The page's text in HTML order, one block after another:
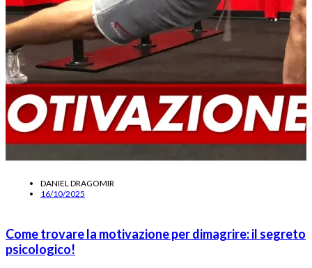
DANIEL DRAGOMIR
16/10/2025
Come trovare la motivazione per dimagrire: il segreto
psicologico!